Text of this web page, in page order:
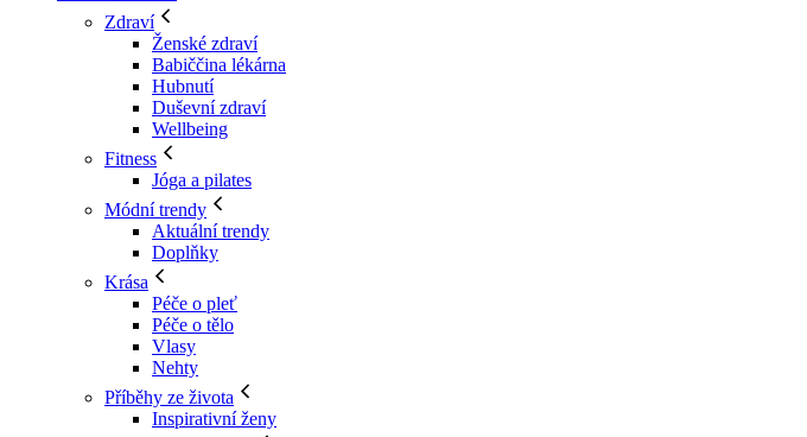
Zdraví
Ženské zdraví
Babiččina lékárna
Hubnutí
Duševní zdraví
Wellbeing
Fitness
Jóga a pilates
Módní trendy
Aktuální trendy
Doplňky
Krása
Péče o pleť
Péče o tělo
Vlasy
Nehty
Příběhy ze života
Inspirativní ženy